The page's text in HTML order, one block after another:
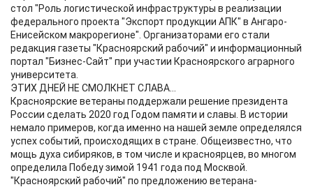
стол "Роль логистической инфраструктуры в реализации
федерального проекта "Экспорт продукции АПК" в Ангаро-
Енисейском макрорегионе". Организаторами его стали
редакция газеты "Красноярский рабочий" и информационный
портал "Бизнес-Сайт" при участии Красноярского аграрного
университета.
ЭТИХ ДНЕЙ НЕ СМОЛКНЕТ СЛАВА...
Красноярские ветераны поддержали решение президента
России сделать 2020 год Годом памяти и славы. В истории
немало примеров, когда именно на нашей земле определялся
успех событий, происходящих в стране. Общеизвестно, что
мощь духа сибиряков, в том числе и красноярцев, во многом
определила Победу зимой 1941 года под Москвой.
"Красноярский рабочий" по предложению ветерана-